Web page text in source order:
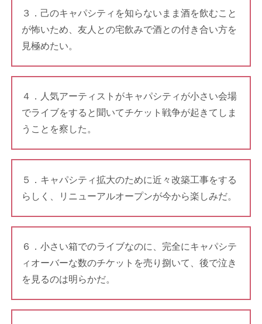
３．己のキャパシティを知らないまま酒を飲むこと
が怖いため、友人との宅飲みで酒との付き合い方を
見極めたい。
４．人気アーティストがキャパシティが小さい会場
でライブをすると聞いてチケット戦争が起きてしま
うことを察した。
５．キャパシティ拡大のために近々改築工事をする
らしく、リニューアルオープンが今から楽しみだ。
６．小さい箱でのライブなのに、完全にキャパシテ
ィオーバーな数のチケットを売り捌いて、後で泣き
を見るのは明らかだ。